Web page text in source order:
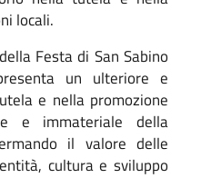
locali.
Festa di San Sabino
un ulteriore e
e nella promozione
e immateriale della
il valore delle
cultura e sviluppo